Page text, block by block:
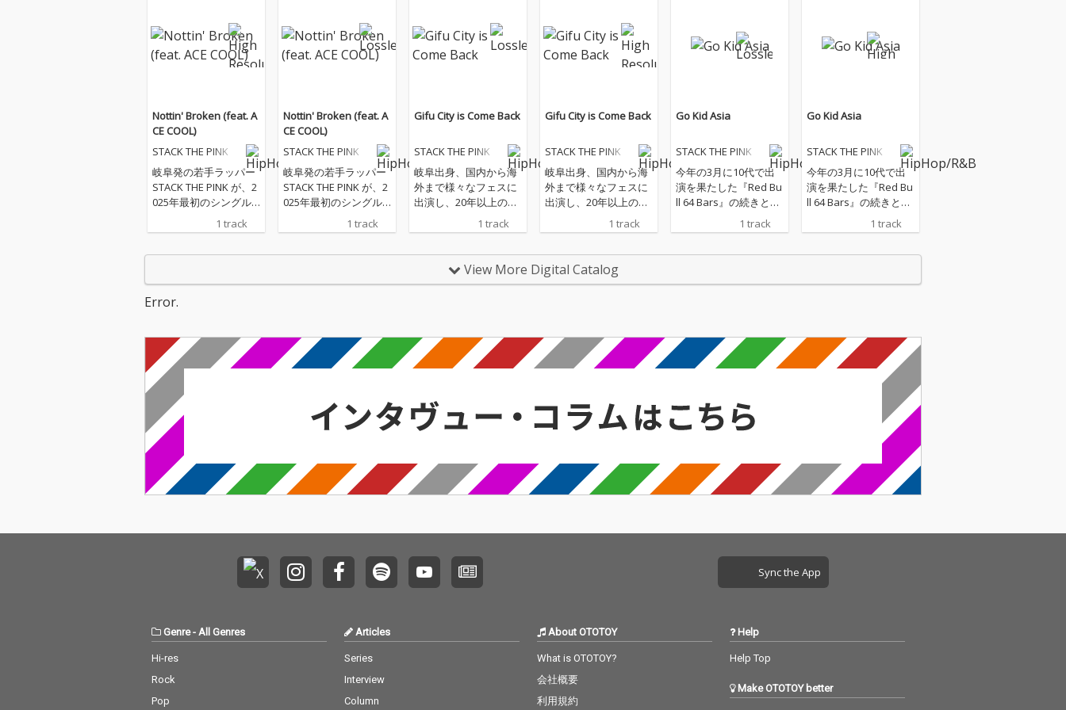
Nottin' Broken (feat. A
CE COOL)
STACK THE PINK
岐阜発の若手ラッパー
STACK THE PINK が、2
025年最初のシングル
「Nottin’ Broke」 をリ
リース。 フューチャリ
ートの上で、二人の鋭
う圧巻の一曲に仕上が
っている。
1 track
Nottin' Broken (feat. A
CE COOL)
STACK THE PINK
岐阜発の若手ラッパー
STACK THE PINK が、2
025年最初のシングル
「Nottin’ Broke」 をリ
リース。 フューチャリ
う圧巻の一曲に仕上が
っている。
1 track
Gifu City is Come Back
STACK THE PINK
岐阜出身、国内から海
外まで様々なフェスに
出演し、20年以上のキ
ャリアの中で、様々な
ラッパーとフィーチャ
e Dust Clubを含め、日
本のHIPHOPヘッズで
サー DJ RYOW 同じく岐
阜出身、高校生ラップ
選手権に出場し、ベス
績を収め、その勢いの
ままRed Bull 64barsに
出演後、NLE Choppa
USIC FESTIVALでライプ
パフォーマンスを披
ラッパー STACK THE PI
言えるコラボを果たし
た楽曲 ｢Gifu City is Co
メリカのジャンルglo,d
1 track
Gifu City is Come Back
STACK THE PINK
岐阜出身、国内から海
外まで様々なフェスに
出演し、20年以上のキ
ャリアの中で、様々な
ラッパーとフィーチャ
e Dust Clubを含め、日
本のHIPHOPヘッズで
サー DJ RYOW 同じく岐
阜出身、高校生ラップ
選手権に出場し、ベス
ままRed Bull 64barsに
出演後、NLE Choppa
USIC FESTIVALでライプ
パフォーマンスを披
ラッパー STACK THE PI
太なサウンドに 本場ア
メリカのジャンルglo,d
rill,jersyが混ざった最
を強く感じさせるビー
ト。 その上に岐阜のヤ
1 track
Go Kid Asia
STACK THE PINK
今年の3月に10代で出
演を果たした『Red Bu
ll 64 Bars』の続きとな
った楽曲がMusic Vide
oと同時に全ストリー
1 track
Go Kid Asia
STACK THE PINK
今年の3月に10代で出
演を果たした『Red Bu
ll 64 Bars』の続きとな
った楽曲がMusic Vide
oと同時に全ストリー
1 track
View More Digital Catalog
Error.
Sync the App
Genre- All Genres
Hi-res
Rock
Pop
Articles
Series
Interview
Column
About OTOTOY
What is OTOTOY?
会社概要
利用規約
Help
Help Top
Make OTOTOY better